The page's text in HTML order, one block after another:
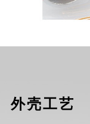
外壳工艺